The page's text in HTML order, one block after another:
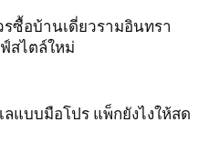
รซื้อบ้านเดี่ยวรามอินทรา
สไตล์ใหม่
ลแบบมือโปร แพ็กยังไงให้สด